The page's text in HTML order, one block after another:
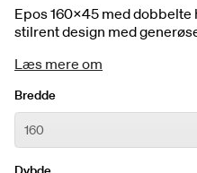
Epos 160×45 med
stilrent design med
detalje og skaber en
Læs mere om
Bredde